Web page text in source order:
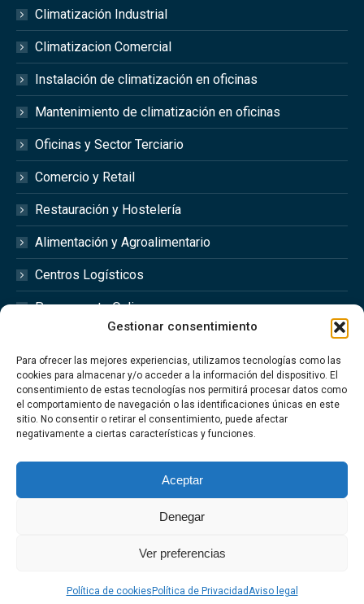
Gestionar consentimiento
Para ofrecer las mejores experiencias, utilizamos tecnologías como las
cookies para almacenar y/o acceder a la información del dispositivo. El
consentimiento de estas tecnologías nos permitirá procesar datos como
el comportamiento de navegación o las identificaciones únicas en este
sitio. No consentir o retirar el consentimiento, puede afectar
negativamente a ciertas características y funciones.
Aceptar
Denegar
Ver preferencias
Política de cookies Política de PrivacidadAviso legal
Climatización Industrial
Climatizacion Comercial
Instalación de climatización en oficinas
Mantenimiento de climatización en oficinas
Oficinas y Sector Terciario
Comercio y Retail
Restauración y Hostelería
Alimentación y Agroalimentario
Centros Logísticos
Presupuesto Online
Redes Sociales
Síguenos en las redes sociales @optimfred_
#Optimfred #OptimfredClimatizacionIndustrial
#OptimfredIndustrial #MantenimientoIndustrial
#Climatizacion
Política de privacidad·Política de Cookies